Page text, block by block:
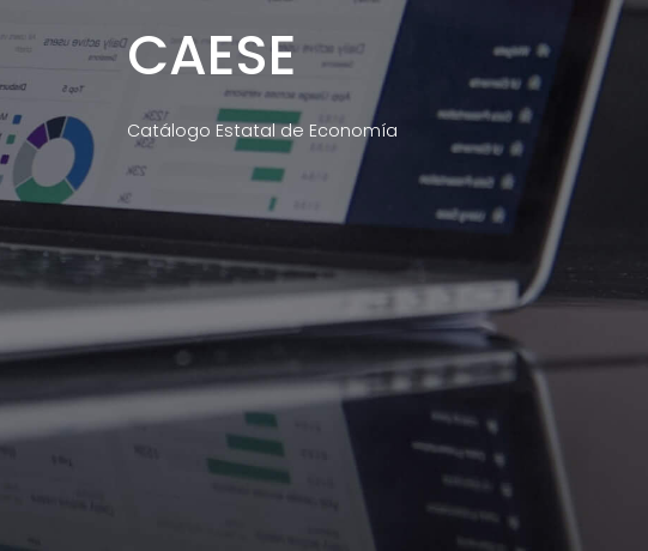
CAESE
Catálogo Estatal de Economía